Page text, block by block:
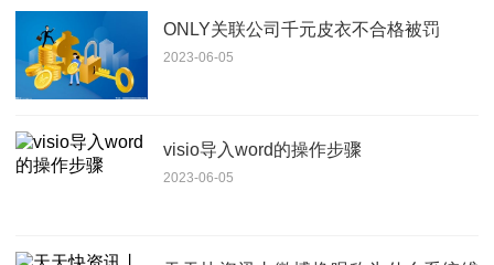
ONLY关联公司千元皮衣不合格被罚
2023-06-05
visio导入word的操作步骤
2023-06-05